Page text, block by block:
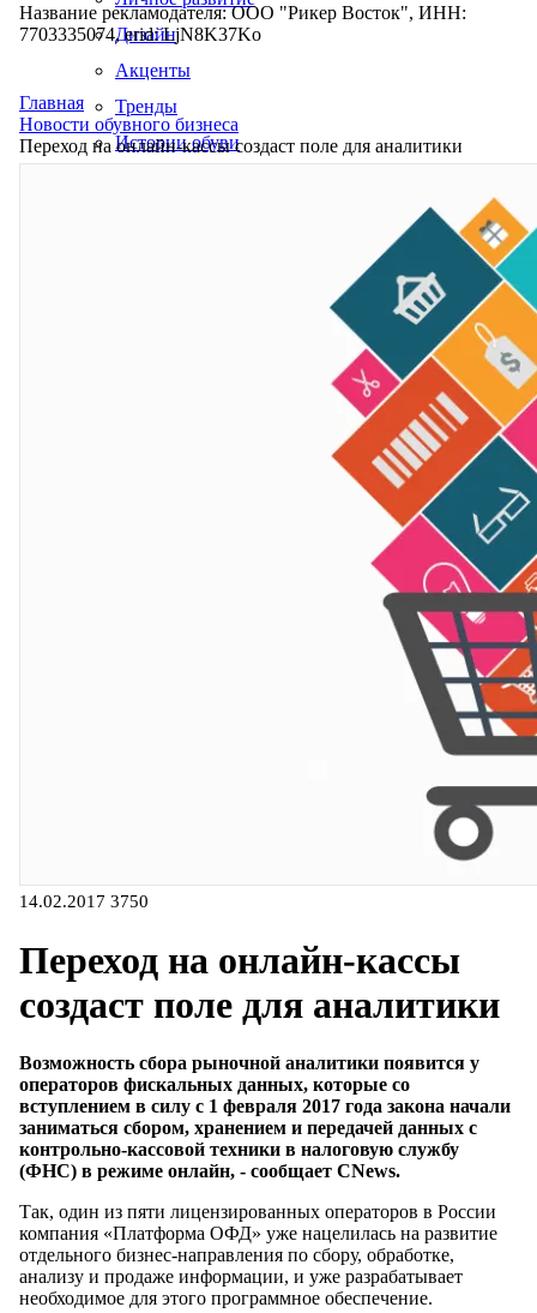
Дизайн
Акценты
Тренды
Истории обуви
Название рекламодателя: ООО "Рикер Восток", ИНН:
7703335074, erid: LjN8K37Ko
Главная
Новости обувного бизнеса
Переход на онлайн-кассы создаст поле для аналитики
14.02.2017 3750
Переход на онлайн-кассы
создаст поле для аналитики
Возможность сбора рыночной аналитики появится у
операторов фискальных данных, которые со
вступлением в силу с 1 февраля 2017 года закона начали
заниматься сбором, хранением и передачей данных с
контрольно-кассовой техники в налоговую службу
(ФНС) в режиме онлайн, - сообщает CNews.
Так, один из пяти лицензированных операторов в России
компания «Платформа ОФД» уже нацелилась на развитие
отдельного бизнес-направления по сбору, обработке,
анализу и продаже информации, и уже разрабатывает
необходимое для этого программное обеспечение.